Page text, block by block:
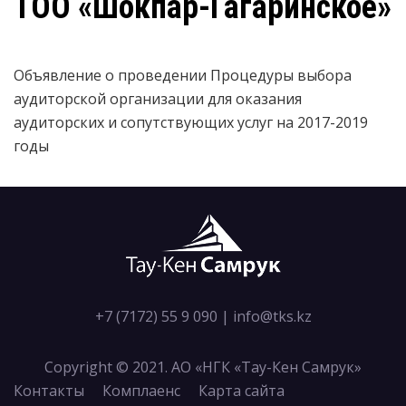
Объявление о проведении Процедуры выбора
аудиторской организации для оказания
аудиторских и сопутствующих услуг на 2017-2019
годы
+7 (7172) 55 9 090 | info@tks.kz
Copyright © 2021. АО «НГК «Тау-Кен Самрук»
Контакты
Комплаенс
Карта сайта